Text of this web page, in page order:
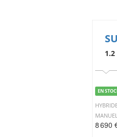
1.2
EN
8 690